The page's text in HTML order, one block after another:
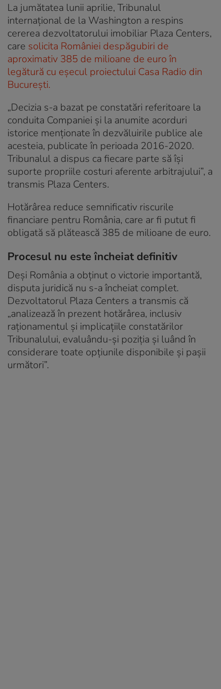
La jumătatea lunii aprilie, Tribunalul
internațional de la Washington a respins
cererea dezvoltatorului imobiliar Plaza Centers,
care solicita României despăgubiri de
aproximativ 385 de milioane de euro în
legătură cu eșecul proiectului Casa Radio din
București.
„Decizia s-a bazat pe constatări referitoare la
conduita Companiei și la anumite acorduri
istorice menționate în dezvăluirile publice ale
acesteia, publicate în perioada 2016-2020.
Tribunalul a dispus ca fiecare parte să își
suporte propriile costuri aferente arbitrajului”, a
transmis Plaza Centers.
Hotărârea reduce semnificativ riscurile
financiare pentru România, care ar fi putut fi
obligată să plătească 385 de milioane de euro.
Procesul nu este încheiat definitiv
Deși România a obținut o victorie importantă,
disputa juridică nu s-a încheiat complet.
Dezvoltatorul Plaza Centers a transmis că
„analizează în prezent hotărârea, inclusiv
raționamentul și implicațiile constatărilor
Tribunalului, evaluându-și poziția și luând în
considerare toate opțiunile disponibile și pașii
următori”.